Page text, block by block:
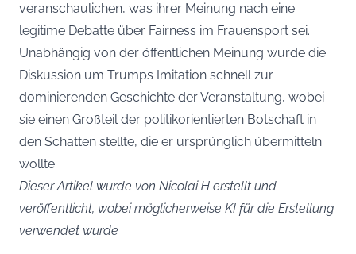
veranschaulichen, was ihrer Meinung nach eine
legitime Debatte über Fairness im Frauensport sei.
Unabhängig von der öffentlichen Meinung wurde die
Diskussion um Trumps Imitation schnell zur
dominierenden Geschichte der Veranstaltung, wobei
sie einen Großteil der politikorientierten Botschaft in
den Schatten stellte, die er ursprünglich übermitteln
wollte.
Dieser Artikel wurde von Nicolai H erstellt und
veröffentlicht, wobei möglicherweise KI für die Erstellung
verwendet wurde